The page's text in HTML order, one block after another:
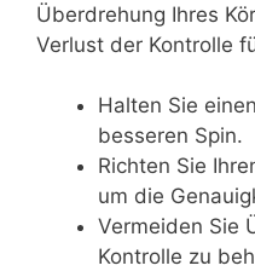
Überdrehung Ihres
Verlust der Kontrolle
Halten Sie
besseren Spin.
Richten Sie
um die
Vermeiden Sie
Kontrolle zu